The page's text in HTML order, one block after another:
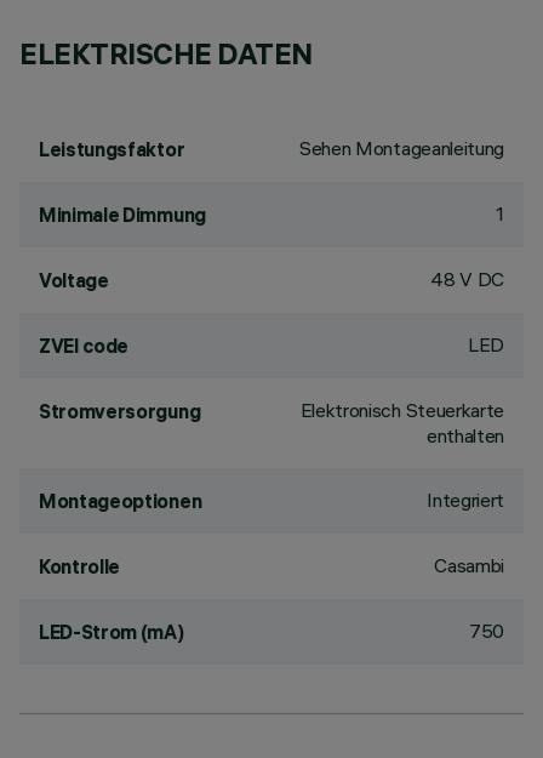
ELEKTRISCHE DATEN
Leistungsfaktor Sehen Montageanleitung
Minimale Dimmung 1
Voltage 48 V DC
ZVEI code LED
Stromversorgung
Elektronisch Steuerkarte
enthalten
Montageoptionen Integriert
Kontrolle Casambi
LED-Strom (mA) 750